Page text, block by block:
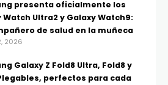
presenta oficialmente los
Watch Ultra2 y Galaxy Watch9:
de salud en la muñeca
2026
Galaxy Z Fold8 Ultra, Fold8 y
perfectos para cada